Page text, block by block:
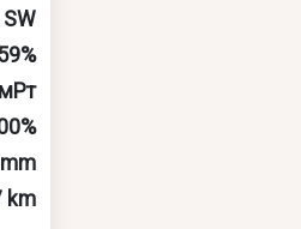
km